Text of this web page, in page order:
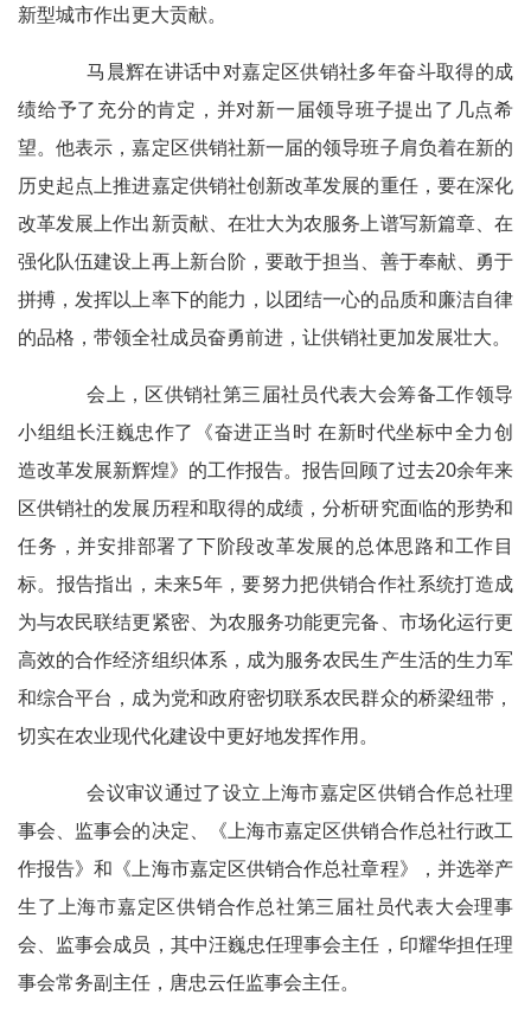
新型城市作出更大贡献。
马晨辉在讲话中对嘉定区供销社多年奋斗取得的成
绩给予了充分的肯定，并对新一届领导班子提出了几点希
望。他表示，嘉定区供销社新一届的领导班子肩负着在新的
历史起点上推进嘉定供销社创新改革发展的重任，要在深化
改革发展上作出新贡献、在壮大为农服务上谱写新篇章、在
强化队伍建设上再上新台阶，要敢于担当、善于奉献、勇于
拼搏，发挥以上率下的能力，以团结一心的品质和廉洁自律
的品格，带领全社成员奋勇前进，让供销社更加发展壮大。
会上，区供销社第三届社员代表大会筹备工作领导
小组组长汪巍忠作了《奋进正当时 在新时代坐标中全力创
造改革发展新辉煌》的工作报告。报告回顾了过去20余年来
区供销社的发展历程和取得的成绩，分析研究面临的形势和
任务，并安排部署了下阶段改革发展的总体思路和工作目
标。报告指出，未来5年，要努力把供销合作社系统打造成
为与农民联结更紧密、为农服务功能更完备、市场化运行更
高效的合作经济组织体系，成为服务农民生产生活的生力军
和综合平台，成为党和政府密切联系农民群众的桥梁纽带，
切实在农业现代化建设中更好地发挥作用。
会议审议通过了设立上海市嘉定区供销合作总社理
事会、监事会的决定、《上海市嘉定区供销合作总社行政工
作报告》和《上海市嘉定区供销合作总社章程》，并选举产
生了上海市嘉定区供销合作总社第三届社员代表大会理事
会、监事会成员，其中汪巍忠任理事会主任，印耀华担任理
事会常务副主任，唐忠云任监事会主任。